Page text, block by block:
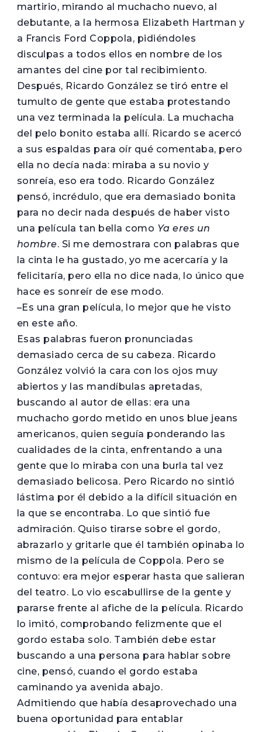
martirio, mirando al muchacho nuevo, al
debutante, a la hermosa Elizabeth Hartman y
a Francis Ford Coppola, pidiéndoles
disculpas a todos ellos en nombre de los
amantes del cine por tal recibimiento.
Después, Ricardo González se tiró entre el
tumulto de gente que estaba protestando
una vez terminada la película. La muchacha
del pelo bonito estaba allí. Ricardo se acercó
a sus espaldas para oír qué comentaba, pero
ella no decía nada: miraba a su novio y
sonreía, eso era todo. Ricardo González
pensó, incrédulo, que era demasiado bonita
para no decir nada después de haber visto
una película tan bella como Ya eres un
hombre. Si me demostrara con palabras que
la cinta le ha gustado, yo me acercaría y la
felicitaría, pero ella no dice nada, lo único que
hace es sonreír de ese modo.
–Es una gran película, lo mejor que he visto
en este año.
Esas palabras fueron pronunciadas
demasiado cerca de su cabeza. Ricardo
González volvió la cara con los ojos muy
abiertos y las mandíbulas apretadas,
buscando al autor de ellas: era una
muchacho gordo metido en unos blue jeans
americanos, quien seguía ponderando las
cualidades de la cinta, enfrentando a una
gente que lo miraba con una burla tal vez
demasiado belicosa. Pero Ricardo no sintió
lástima por él debido a la difícil situación en
la que se encontraba. Lo que sintió fue
admiración. Quiso tirarse sobre el gordo,
abrazarlo y gritarle que él también opinaba lo
mismo de la película de Coppola. Pero se
contuvo: era mejor esperar hasta que salieran
del teatro. Lo vio escabullirse de la gente y
pararse frente al afiche de la película. Ricardo
lo imitó, comprobando felizmente que el
gordo estaba solo. También debe estar
buscando a una persona para hablar sobre
cine, pensó, cuando el gordo estaba
caminando ya avenida abajo.
Admitiendo que había desaprovechado una
buena oportunidad para entablar